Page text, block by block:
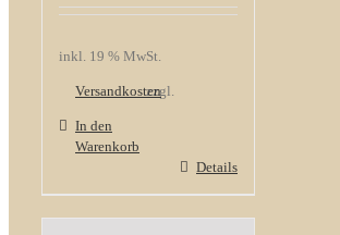
inkl. 19 % MwSt.
zzgl.
Versandkosten
In den
Warenkorb
Details